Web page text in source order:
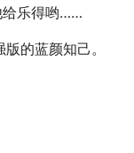
给乐得哟……
的蓝颜知己。